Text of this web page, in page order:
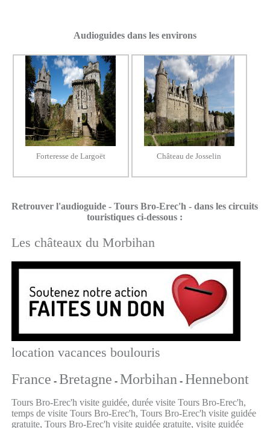
Audioguides dans les environs
Forteresse de Largoët Château de Josselin
Retrouver l'audioguide - Tours Bro-Erec'h - dans les circuits
touristiques ci-dessous :
Les châteaux du Morbihan
location vacances boulouris
France - Bretagne - Morbihan- Hennebont
Tours Bro-Erec'h visite guidée, durée visite Tours Bro-Erec'h,
temps de visite Tours Bro-Erec'h, Tours Bro-Erec'h visite guidée
gratuite, Tours Bro-Erec'h visite guidée gratuite, visite guidée